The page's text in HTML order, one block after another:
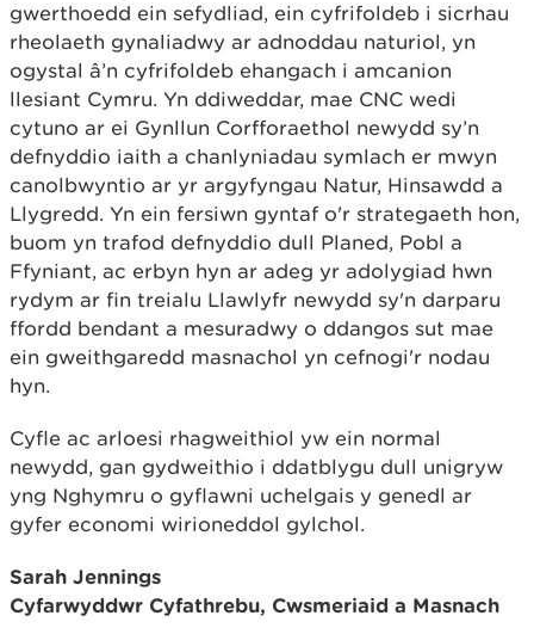
gwerthoedd ein sefydliad, ein cyfrifoldeb i sicrhau
rheolaeth gynaliadwy ar adnoddau naturiol, yn
ogystal â’n cyfrifoldeb ehangach i amcanion
llesiant Cymru. Yn ddiweddar, mae CNC wedi
cytuno ar ei Gynllun Corfforaethol newydd sy’n
defnyddio iaith a chanlyniadau symlach er mwyn
canolbwyntio ar yr argyfyngau Natur, Hinsawdd a
Llygredd. Yn ein fersiwn gyntaf o'r strategaeth hon,
buom yn trafod defnyddio dull Planed, Pobl a
Ffyniant, ac erbyn hyn ar adeg yr adolygiad hwn
rydym ar fin treialu Llawlyfr newydd sy'n darparu
ffordd bendant a mesuradwy o ddangos sut mae
ein gweithgaredd masnachol yn cefnogi'r nodau
hyn.
Cyfle ac arloesi rhagweithiol yw ein normal
newydd, gan gydweithio i ddatblygu dull unigryw
yng Nghymru o gyflawni uchelgais y genedl ar
gyfer economi wirioneddol gylchol.
Sarah Jennings
Cyfarwyddwr Cyfathrebu, Cwsmeriaid a Masnach